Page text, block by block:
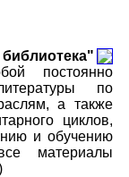
постоянно
по
а также
циклов,
и обучению
материалы